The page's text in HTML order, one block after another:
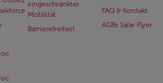
eingeschränkter
Mobilität
Barrierefreiheit
FAQ & Kontakt
AGBs Safar Flyer